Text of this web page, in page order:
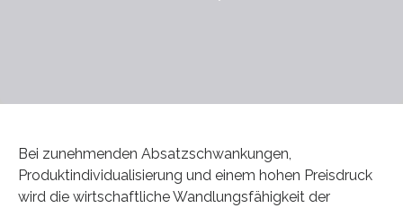
Bei zunehmenden Absatzschwankungen,
Produktindividualisierung und einem hohen Preisdruck
wird die wirtschaftliche Wandlungsfähigkeit der